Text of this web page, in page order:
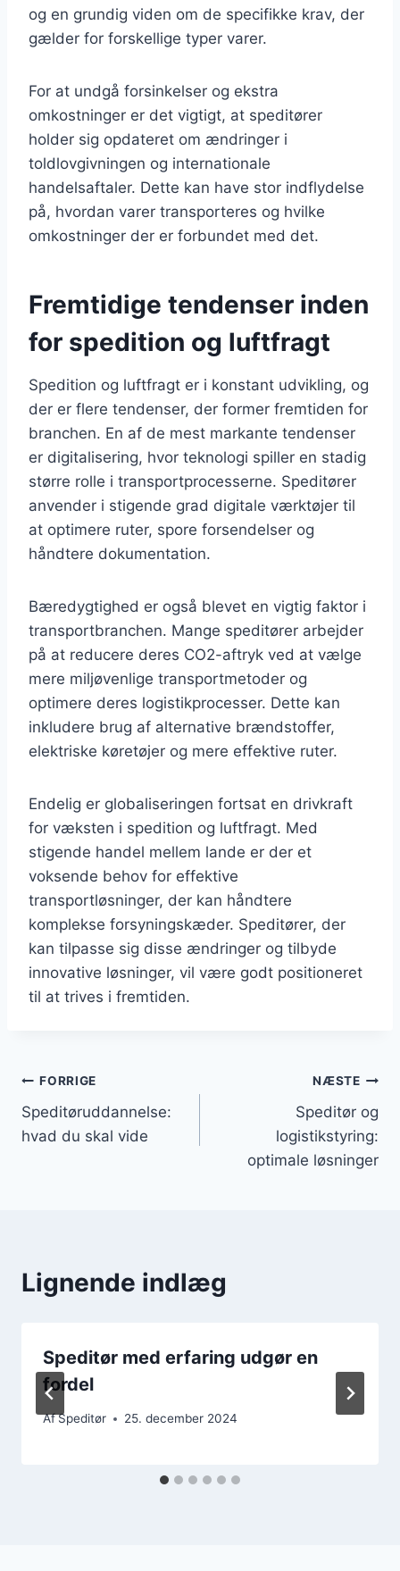
og en grundig viden om de specifikke krav, der
gælder for forskellige typer varer.
For at undgå forsinkelser og ekstra
omkostninger er det vigtigt, at speditører
holder sig opdateret om ændringer i
toldlovgivningen og internationale
handelsaftaler. Dette kan have stor indflydelse
på, hvordan varer transporteres og hvilke
omkostninger der er forbundet med det.
Fremtidige tendenser inden
for spedition og luftfragt
Spedition og luftfragt er i konstant udvikling, og
der er flere tendenser, der former fremtiden for
branchen. En af de mest markante tendenser
er digitalisering, hvor teknologi spiller en stadig
større rolle i transportprocesserne. Speditører
anvender i stigende grad digitale værktøjer til
at optimere ruter, spore forsendelser og
håndtere dokumentation.
Bæredygtighed er også blevet en vigtig faktor i
transportbranchen. Mange speditører arbejder
på at reducere deres CO2-aftryk ved at vælge
mere miljøvenlige transportmetoder og
optimere deres logistikprocesser. Dette kan
inkludere brug af alternative brændstoffer,
elektriske køretøjer og mere effektive ruter.
Endelig er globaliseringen fortsat en drivkraft
for væksten i spedition og luftfragt. Med
stigende handel mellem lande er der et
voksende behov for effektive
transportløsninger, der kan håndtere
komplekse forsyningskæder. Speditører, der
kan tilpasse sig disse ændringer og tilbyde
innovative løsninger, vil være godt positioneret
til at trives i fremtiden.
Indlægsnavigation
FORRIGE
Speditøruddannelse:
hvad du skal vide
NÆSTE
Speditør og
logistikstyring:
optimale løsninger
Lignende indlæg
Speditør med erfaring udgør en
fordel
AfSpeditør 25. december 2024